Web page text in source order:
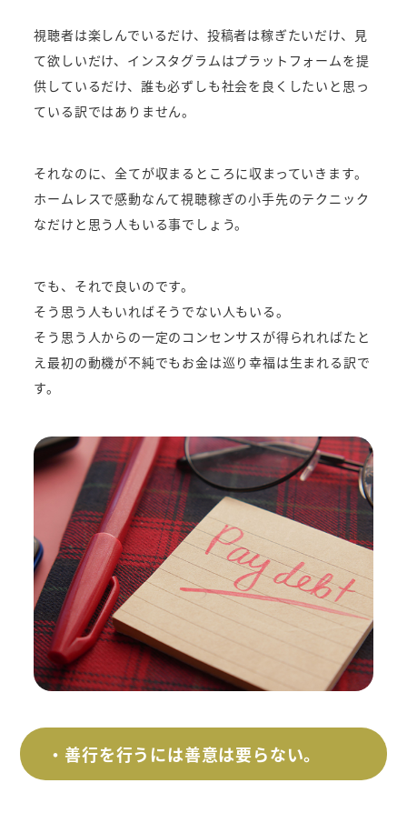
視聴者は楽しんでいるだけ、投稿者は稼ぎたいだけ、見
て欲しいだけ、インスタグラムはプラットフォームを提
供しているだけ、誰も必ずしも社会を良くしたいと思っ
ている訳ではありません。
それなのに、全てが収まるところに収まっていきます。
ホームレスで感動なんて視聴稼ぎの小手先のテクニック
なだけと思う人もいる事でしょう。
でも、それで良いのです。
そう思う人もいればそうでない人もいる。
そう思う人からの一定のコンセンサスが得られればたと
え最初の動機が不純でもお金は巡り幸福は生まれる訳で
す。
・善行を行うには善意は要らない。